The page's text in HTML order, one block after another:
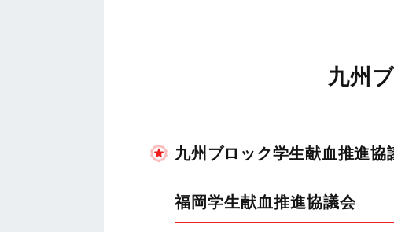
九州
九州ブロック学生献血推進協
福岡学生献血推進協議会